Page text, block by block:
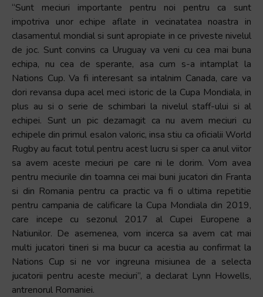
“Sunt meciuri importante pentru noi pentru ca sunt
impotriva unor echipe aflate in vecinatatea noastra in
clasamentul mondial si sunt apropiate in ce priveste nivelul
de joc. Sunt convins ca Uruguay va veni cu cea mai buna
echipa, nu cea de sperante, asa cum s-a intamplat la
Nations Cup. Va fi interesant sa intalnim Canada, care va
dori revansa dupa acel meci istoric de la Cupa Mondiala, in
plus au si o serie de schimbari la nivelul staff-ului si al
echipei. Sunt un pic dezamagit ca nu avem meciuri cu
echipele din primul esalon valoric, insa stiu ca oficialii World
Rugby au facut totul pentru acest lucru si sper ca anul viitor
sa avem aceste meciuri pe care ni le dorim. Vom avea
pentru meciurile din toamna cei mai buni jucatori din Franta
si din Romania pentru ca practic va fi o ultima repetitie
pentru campania de calificare la Cupa Mondiala din 2019,
care incepe cu sezonul 2017 al Cupei Europene a
Natiunilor. De asemenea, vom incerca sa avem cat mai
multi jucatori tineri si ma bucur ca acestia au confirmat la
Nations Cup si ne vor ingreuna misiunea de a selecta
jucatorii pentru aceste meciuri”, a declarat Lynn Howells,
antrenorul Romaniei.